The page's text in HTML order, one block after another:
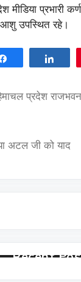
मीडिया प्रभारी
आशु उपस्थित रहे।
प्रदेश
अटल जी को याद
Recent